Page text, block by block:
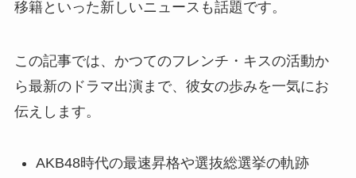
移籍といった新しいニュースも話題です。
この記事では、かつてのフレンチ・キスの活動か
ら最新のドラマ出演まで、彼女の歩みを一気にお
伝えします。
AKB48時代の最速昇格や選抜総選挙の軌跡